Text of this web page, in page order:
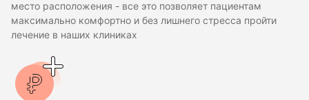
место расположения - все это позволяет пациентам
максимально комфортно и без лишнего стресса пройти
лечение в наших клиниках